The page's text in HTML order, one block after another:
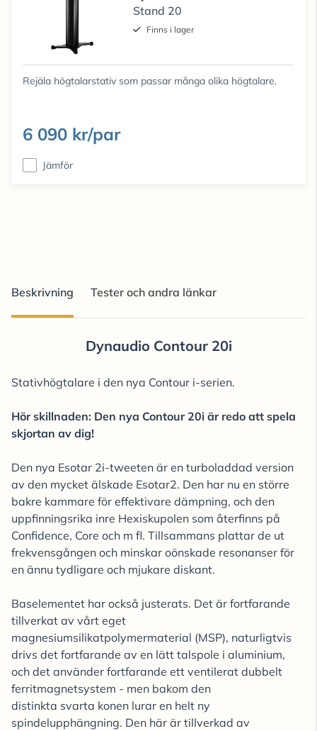
Stand 20
Finns i lager
Rejäla högtalarstativ som passar många olika högtalare.
6 090 kr/par
Jämför
Beskrivning Tester och andra länkar
Dynaudio Contour 20i
Stativhögtalare i den nya Contour i-serien.
Hör skillnaden: Den nya Contour 20i är redo att spela
skjortan av dig!
Den nya Esotar 2i-tweeten är en turboladdad version
av den mycket älskade Esotar2. Den har nu en större
bakre kammare för effektivare dämpning, och den
uppfinningsrika inre Hexiskupolen som återfinns på
Confidence, Core och m fl. Tillsammans plattar de ut
frekvensgången och minskar oönskade resonanser för
en ännu tydligare och mjukare diskant.
Baselementet har också justerats. Det är fortfarande
tillverkat av vårt eget
magnesiumsilikatpolymermaterial (MSP), naturligtvis
drivs det fortfarande av en lätt talspole i aluminium,
och det använder fortfarande ett ventilerat dubbelt
ferritmagnetsystem - men bakom den
distinkta svarta konen lurar en helt ny
spindelupphängning. Den här är tillverkad av